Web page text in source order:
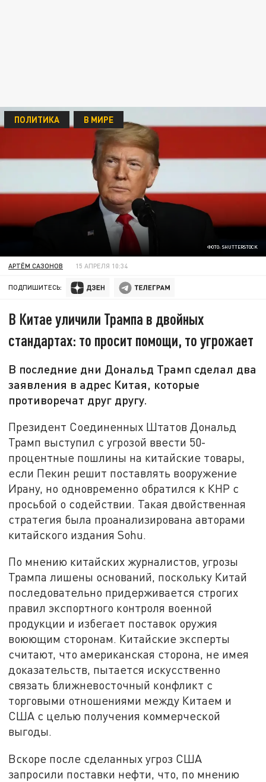
ФОТО: SHUTTERSTOCK
ПОЛИТИКА В МИРЕ
АРТЁМ САЗОНОВ 15 АПРЕЛЯ 10:34
ПОДПИШИТЕСЬ:
В Китае уличили Трампа в двойных
стандартах: то просит помощи, то угрожает
В последние дни Дональд Трамп сделал два
заявления в адрес Китая, которые
противоречат друг другу.
Президент Соединенных Штатов Дональд
Трамп выступил с угрозой ввести 50-
процентные пошлины на китайские товары,
если Пекин решит поставлять вооружение
Ирану, но одновременно обратился к КНР с
просьбой о содействии. Такая двойственная
стратегия была проанализирована авторами
китайского издания Sohu.
По мнению китайских журналистов, угрозы
Трампа лишены оснований, поскольку Китай
последовательно придерживается строгих
правил экспортного контроля военной
продукции и избегает поставок оружия
воюющим сторонам. Китайские эксперты
считают, что американская сторона, не имея
доказательств, пытается искусственно
связать ближневосточный конфликт с
торговыми отношениями между Китаем и
США с целью получения коммерческой
выгоды.
Вскоре после сделанных угроз США
запросили поставки нефти, что, по мнению